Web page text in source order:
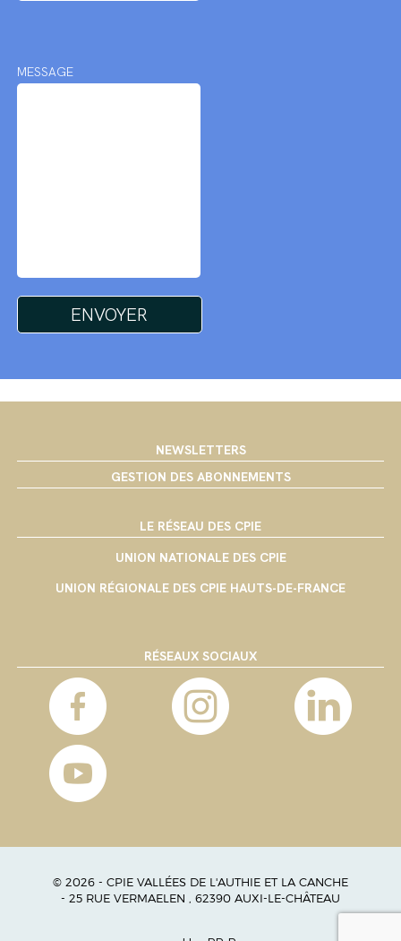
MESSAGE
NEWSLETTERS
GESTION DES ABONNEMENTS
LE RÉSEAU DES CPIE
UNION NATIONALE DES CPIE
UNION RÉGIONALE DES CPIE HAUTS-DE-FRANCE
RÉSEAUX SOCIAUX
© 2026 - CPIE VALLÉES DE L'AUTHIE ET LA CANCHE
- 25 RUE VERMAELEN , 62390 AUXI-LE-CHÂTEAU